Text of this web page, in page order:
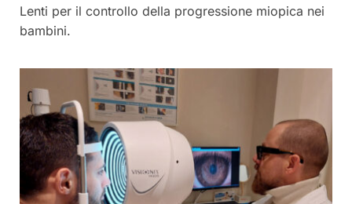
Lenti per il controllo della progressione miopica nei
bambini.